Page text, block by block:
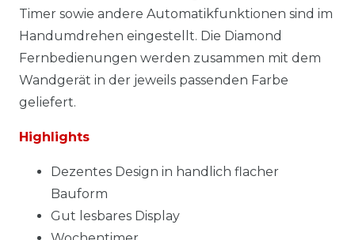
Timer sowie andere Automatikfunktionen sind im
Handumdrehen eingestellt. Die Diamond
Fernbedienungen werden zusammen mit dem
Wandgerät in der jeweils passenden Farbe
geliefert.
Highlights
Dezentes Design in handlich flacher
Bauform
Gut lesbares Display